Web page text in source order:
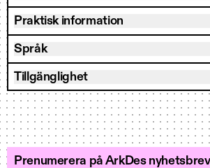
Praktisk information
Språk
Tillgänglighet
Prenumerera på ArkDes